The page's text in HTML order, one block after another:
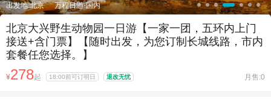
出发地:北京 万程日游-国内
北京大兴野生动物园一日游【一家一团，五环内上门
接送+含门票】【随时出发，为您订制长城线路，市内
套餐任您选择。】
¥278起 18:00前可订明日 退改无忧 月售:0